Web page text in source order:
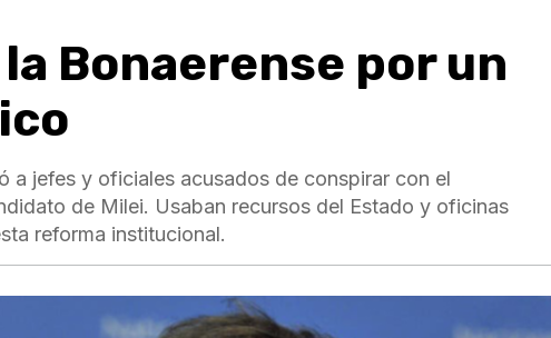
Bonaerense por un
a jefes y oficiales acusados de conspirar con el
de Milei. Usaban recursos del Estado y oficinas
reforma institucional.